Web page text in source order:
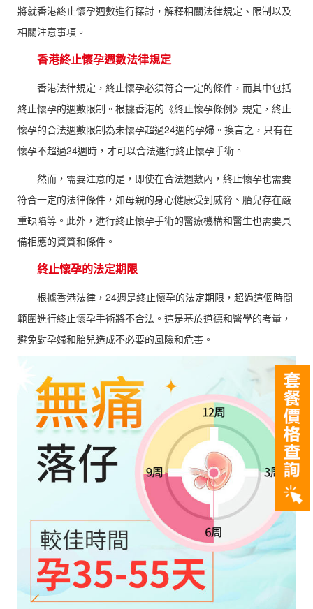
將就香港終止懷孕週數進行探討，解釋相關法律規定、限制以及
相關注意事項。
香港終止懷孕週數法律規定
香港法律規定，終止懷孕必須符合一定的條件，而其中包括
終止懷孕的週數限制。根據香港的《終止懷孕條例》規定，終止
懷孕的合法週數限制為未懷孕超過24週的孕婦。換言之，只有在
懷孕不超過24週時，才可以合法進行終止懷孕手術。
然而，需要注意的是，即使在合法週數內，終止懷孕也需要
符合一定的法律條件，如母親的身心健康受到威脅、胎兒存在嚴
重缺陷等。此外，進行終止懷孕手術的醫療機構和醫生也需要具
備相應的資質和條件。
終止懷孕的法定期限
根據香港法律，24週是終止懷孕的法定期限，超過這個時間
範圍進行終止懷孕手術將不合法。這是基於道德和醫學的考量，
避免對孕婦和胎兒造成不必要的風險和危害。